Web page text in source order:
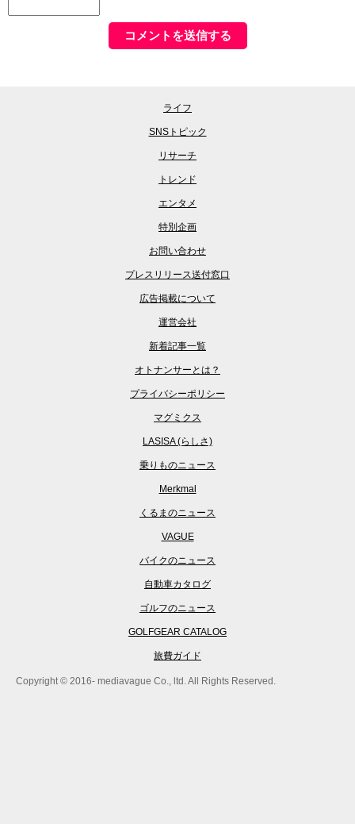
ライフ
SNSトピック
リサーチ
トレンド
エンタメ
特別企画
お問い合わせ
プレスリリース送付窓口
広告掲載について
運営会社
新着記事一覧
オトナンサーとは？
プライバシーポリシー
マグミクス
LASISA (らしさ)
乗りものニュース
Merkmal
くるまのニュース
VAGUE
バイクのニュース
自動車カタログ
ゴルフのニュース
GOLFGEAR CATALOG
旅費ガイド
Copyright © 2016- mediavague Co., ltd. All Rights Reserved.